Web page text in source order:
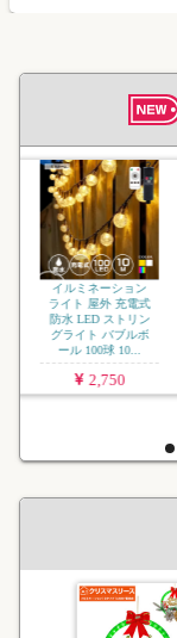
イルミネーシ
ジュエリーラ
ソフトコード
充電式 LED 屋
防水 調光 タ